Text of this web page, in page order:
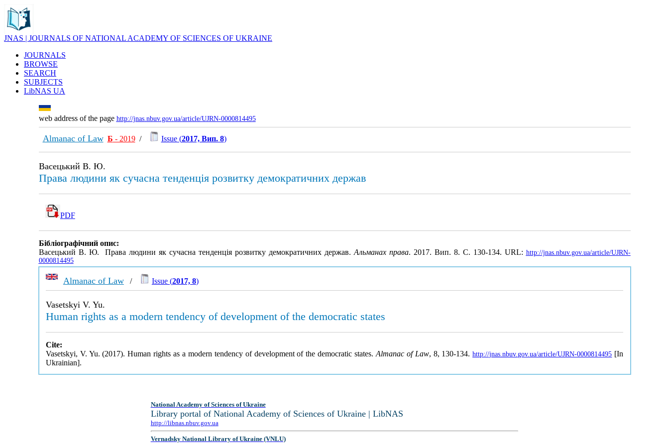
JNAS | JOURNALS OF NATIONAL ACADEMY OF SCIENCES OF UKRAINE
JOURNALS
BROWSE
SEARCH
SUBJECTS
LibNAS UA
web address of the page http://jnas.nbuv.gov.ua/article/UJRN-0000814495
Almanac of Law Б - 2019/ Issue (2017, Вип. 8)
Васецький В. Ю.
Права людини як сучасна тенденція розвитку демократичних держав
PDF
Бібліографічний опис:
Васецький В. Ю. Права людини як сучасна тенденція розвитку демократичних держав.Альманах права. 2017. Вип. 8. С. 130-134. URL: http://jnas.nbuv.gov.ua/article/UJRN-
0000814495
Almanac of Law/ Issue (2017, 8)
Vasetskyi V. Yu.
Human rights as a modern tendency of development of the democratic states
Cite:
Vasetskyi, V. Yu. (2017). Human rights as a modern tendency of development of the democratic states. Almanac of Law, 8, 130-134.http://jnas.nbuv.gov.ua/article/UJRN-0000814495 [In
Ukrainian].
National Academy of Sciences of Ukraine
Library portal of National Academy of Sciences of Ukraine | LibNAS
http://libnas.nbuv.gov.ua
Vernadsky National Library of Ukraine (VNLU)